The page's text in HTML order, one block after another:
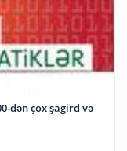
dən çox şagird və